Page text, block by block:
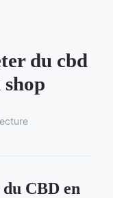
du cbd
CBD en